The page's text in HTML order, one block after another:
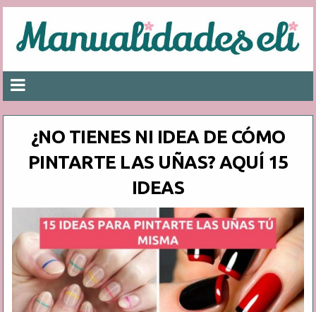
¿NO TIENES NI IDEA DE CÓMO
PINTARTE LAS UÑAS? AQUÍ 15
IDEAS